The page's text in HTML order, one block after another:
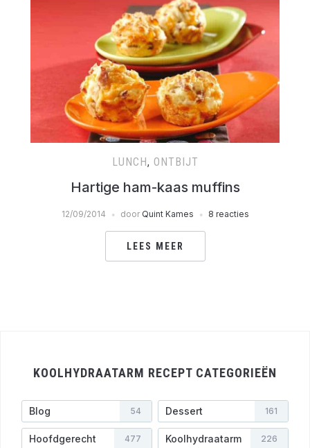
LUNCH, ONTBIJT
Hartige ham-kaas muffins
12/09/2014 door Quint Kames 8 reacties
LEES MEER
KOOLHYDRAATARM RECEPT CATEGORIEËN
Blog 54 Dessert 161
Hoofdgerecht 477 Koolhydraatarm 226